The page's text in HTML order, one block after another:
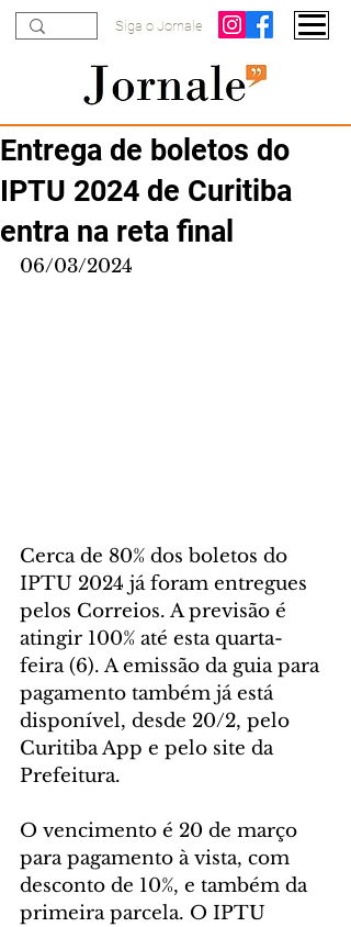
Siga o Jornale
Entrega de boletos do
IPTU 2024 de Curitiba
entra na reta final
06/03/2024
Cerca de 80% dos boletos do
IPTU 2024 já foram entregues
pelos Correios. A previsão é
atingir 100% até esta quarta-
feira (6). A emissão da guia para
pagamento também já está
disponível, desde 20/2, pelo
Curitiba App e pelo site da
Prefeitura.
O vencimento é 20 de março
para pagamento à vista, com
desconto de 10%, e também da
primeira parcela. O IPTU